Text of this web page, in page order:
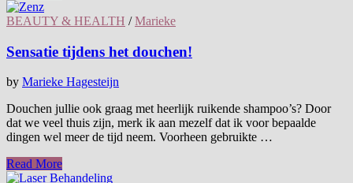
BEAUTY & HEALTH /Marieke
Sensatie tijdens het douchen!
by Marieke Hagesteijn
Douchen jullie ook graag met heerlijk ruikende shampoo’s? Door
dat we veel thuis zijn, merk ik aan mezelf dat ik voor bepaalde
dingen wel meer de tijd neem. Voorheen gebruikte …
Read More